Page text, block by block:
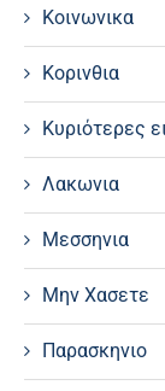
Κοινωνικα
Κορινθια
Κυριότερες
Λακωνια
Μεσσηνια
Μην Χασετε
Παρασκηνιο